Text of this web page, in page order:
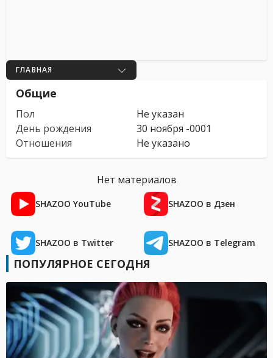
ГЛАВНАЯ
Общие
Пол
Не указан
День рождения
30 ноября -0001
Отношения
Не указано
Нет материалов
SHAZOO YouTube SHAZOO в Дзен
SHAZOO в Twitter SHAZOO в Telegram
ПОПУЛЯРНОЕ СЕГОДНЯ